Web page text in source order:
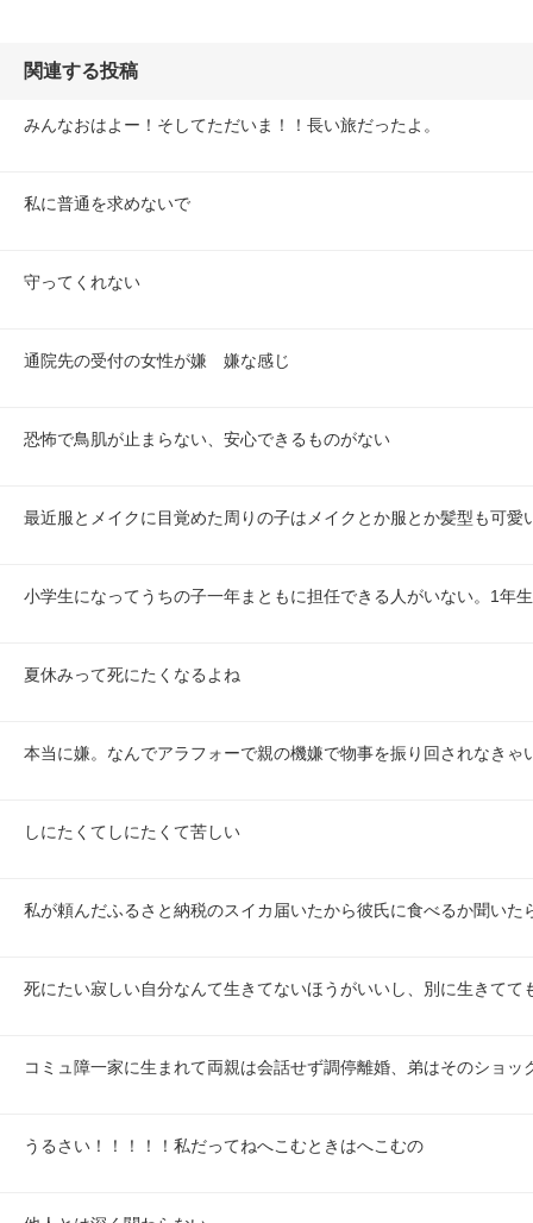
関連する投稿
みんなおはよー！そしてただいま！！長い旅だったよ。
私に普通を求めないで
守ってくれない
通院先の受付の女性が嫌　嫌な感じ
恐怖で鳥肌が止まらない、安心できるものがない
最近服とメイクに目覚めた周りの子はメイクとか服とか髪型も可愛
小学生になってうちの子一年まともに担任できる人がいない。1年
夏休みって死にたくなるよね
本当に嫌。なんでアラフォーで親の機嫌で物事を振り回されなきゃ
しにたくてしにたくて苦しい
私が頼んだふるさと納税のスイカ届いたから彼氏に食べるか聞いた
死にたい寂しい自分なんて生きてないほうがいいし、別に生きてて
コミュ障一家に生まれて両親は会話せず調停離婚、弟はそのショッ
うるさい！！！！！私だってねへこむときはへこむの